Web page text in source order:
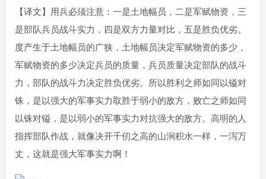
【译文】用兵必须注意：一是土地幅员，二是军赋物资，三
是部队兵员战斗实力，四是双方力量对比，五是胜负优劣。
度产生于土地幅员的广狭，土地幅员决定军赋物资的多少，
军赋物资的多少决定兵员的质量，兵员质量决定部队的战斗
力，部队的战斗力决定胜负优劣。所以胜利之师如同以镒对
铢，是以强大的军事实力取胜于弱小的敌方，败亡之师如同
以铢对镒，是以弱小的军事实力对抗强大的敌方。高明的人
指挥部队作战，就像决开千仞之高的山涧积水一样，一泻万
丈，这就是强大军事实力啊！